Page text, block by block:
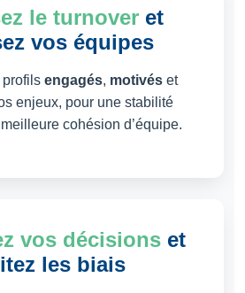
le turnover et
vos équipes
profils engagés, motivés et
enjeux, pour une stabilité
cohésion d’équipe.
vos décisions et
les biais